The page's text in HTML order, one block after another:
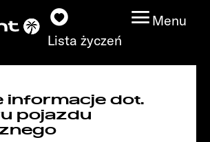
Lista życzeń
Menu
informacje dot.
pojazdu
Root